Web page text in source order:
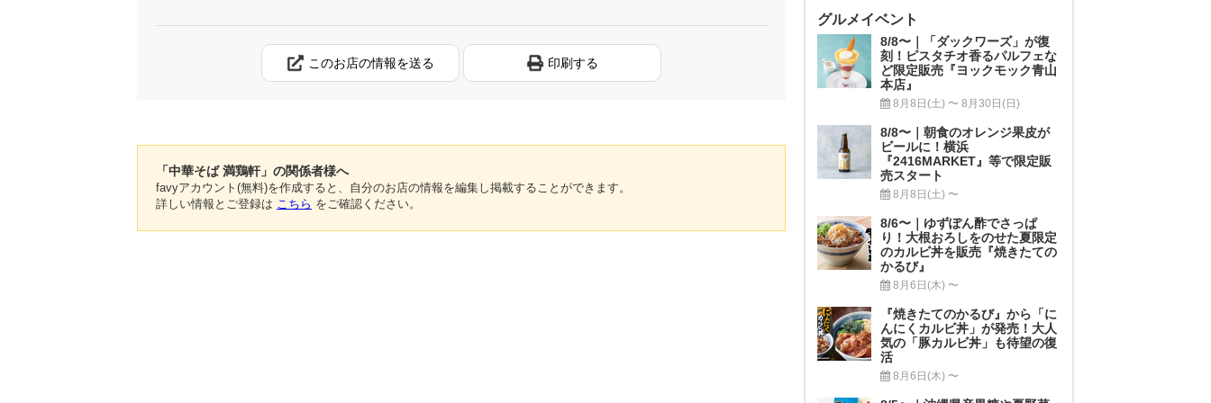
このお店の情報を送る 印刷する
「中華そば 満鶏軒」の関係者様へ
favyアカウント(無料)を作成すると、自分のお店の情報を編集し掲載することができます。
詳しい情報とご登録は こちら をご確認ください。
グルメイベント
8/8〜｜「ダックワーズ」が復
刻！ピスタチオ香るパルフェな
ど限定販売『ヨックモック青山
本店』
8月8日(土) 〜 8月30日(日)
8/8〜｜朝食のオレンジ果皮が
ビールに！横浜
『2416MARKET』等で限定販
売スタート
8月8日(土) 〜
8/6〜｜ゆずぽん酢でさっぱ
り！大根おろしをのせた夏限定
のカルビ丼を販売『焼きたての
かるび』
8月6日(木) 〜
『焼きたてのかるび』から「に
んにくカルビ丼」が発売！大人
気の「豚カルビ丼」も待望の復
活
8月6日(木) 〜